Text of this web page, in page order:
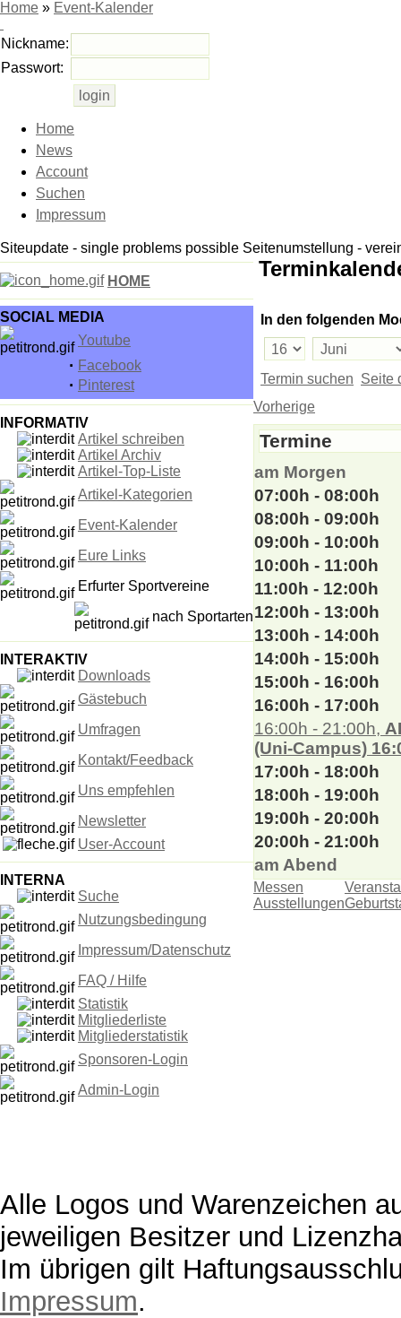
Home » Event-Kalender
Nickname:
Passwort:
Home
News
Account
Suchen
Impressum
Siteupdate - single problems possible Seitenumstellung -
HOME
SOCIAL MEDIA
Youtube
· Facebook
· Pinterest
INFORMATIV
Artikel schreiben
Artikel Archiv
Artikel-Top-Liste
Artikel-Kategorien
Event-Kalender
Eure Links
Erfurter Sportvereine
nach Sportarten
INTERAKTIV
Downloads
Gästebuch
Umfragen
Kontakt/Feedback
Uns empfehlen
Newsletter
User-Account
INTERNA
Suche
Nutzungsbedingung
Impressum/Datenschutz
FAQ / Hilfe
Statistik
Mitgliederliste
Mitgliederstatistik
Sponsoren-Login
Admin-Login
In den folgenden
Termin suchen Seite
Vorherige
Termine
am Morgen
07:00h - 08:00h
08:00h - 09:00h
09:00h - 10:00h
10:00h - 11:00h
11:00h - 12:00h
12:00h - 13:00h
13:00h - 14:00h
14:00h - 15:00h
15:00h - 16:00h
16:00h - 17:00h
16:00h - 21:00h,
(Uni-Campus)
17:00h - 18:00h
18:00h - 19:00h
19:00h - 20:00h
20:00h - 21:00h
am Abend
Messen
Ausstellungen
Alle Logos und Warenzeichen
jeweiligen Besitzer und
Im übrigen gilt
Impressum.